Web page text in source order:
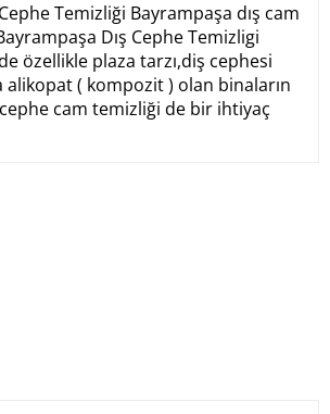
Temizliği Bayrampaşa dış cam
Dış Cephe Temizligi
özellikle plaza tarzı,diş cephesi
alikopat ( kompozit ) olan binaların
cephe cam temizliği de bir ihtiyaç